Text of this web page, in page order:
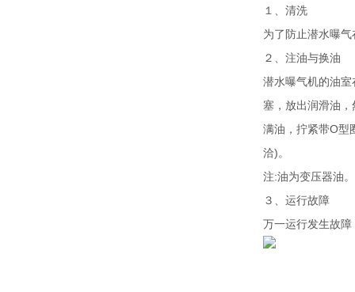
１、清洗
为了防止潜水曝
２、注油与换油
潜水曝气机的油
塞，放出润滑油
满油，拧紧带O型
洽)。
注:油为变压器油。
３、运行故障
万一运行发生故